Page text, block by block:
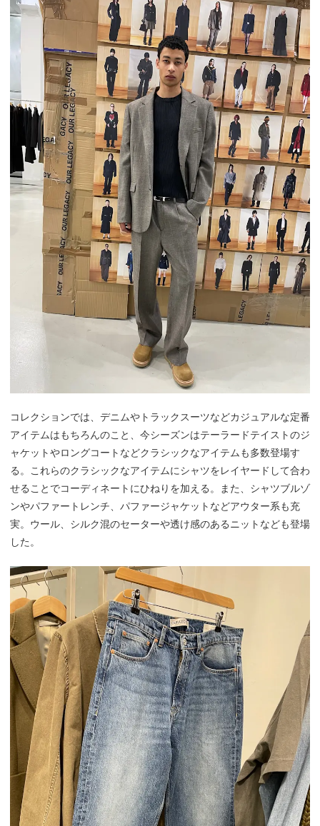
コレクションでは、デニムやトラックスーツなどカジュアルな定番
アイテムはもちろんのこと、今シーズンはテーラードテイストのジ
ャケットやロングコートなどクラシックなアイテムも多数登場す
る。これらのクラシックなアイテムにシャツをレイヤードして合わ
せることでコーディネートにひねりを加える。また、シャツブルゾ
ンやパファートレンチ、パファージャケットなどアウター系も充
実。ウール、シルク混のセーターや透け感のあるニットなども登場
した。